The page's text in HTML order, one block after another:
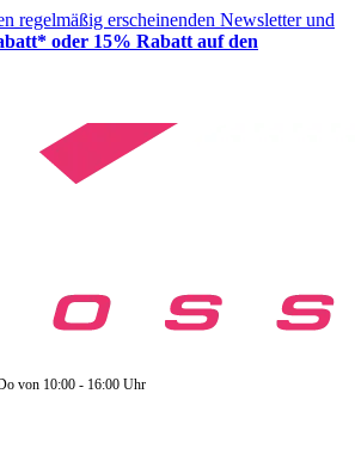
regelmäßig erscheinenden Newsletter und
oder 15% Rabatt auf den
von 10:00 - 16:00 Uhr